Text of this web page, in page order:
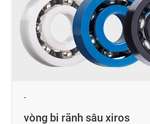
-
vòng bi rãnh sâu xiros